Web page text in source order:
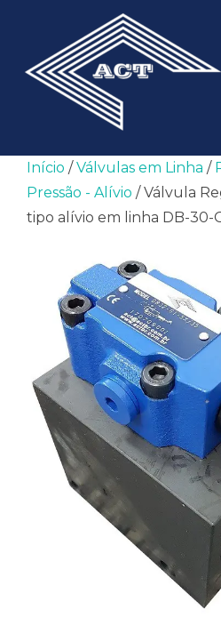
conteúdo
Início /Válvulas em Linha /
Pressão - Alívio / Válvula
tipo alívio em linha DB-30-